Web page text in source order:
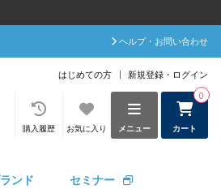
ヘルプ・お問い合わせ
はじめての方 新規登録・ログイン
カート
0
メニュー
お気に入り
購入履歴
ンド セミナー